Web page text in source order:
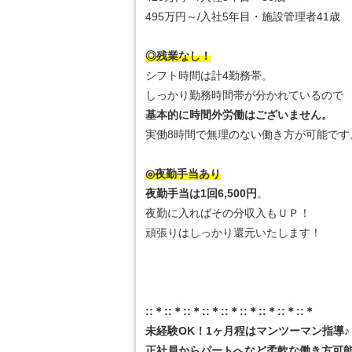
495万円～/入社5年目・施設管理者41歳
◎残業なし！
シフト時間は計4勤務帯。
しっかり勤務時間帯が分かれているので
基本的に時間外労働はございません。
実働8時間で無理のない働き方が可能です
◎夜勤手当あり
夜勤手当は1回6,500円 。
夜勤に入ればその分収入もＵＰ！
頑張りはしっかり還元いたします！
::＊::＊::＊::＊::＊::＊::＊::＊::＊
未経験OK！1ヶ月程はマンツーマン指導♪